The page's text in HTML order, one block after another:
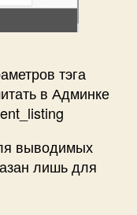
тэга
в Админке
выводимых
лишь для